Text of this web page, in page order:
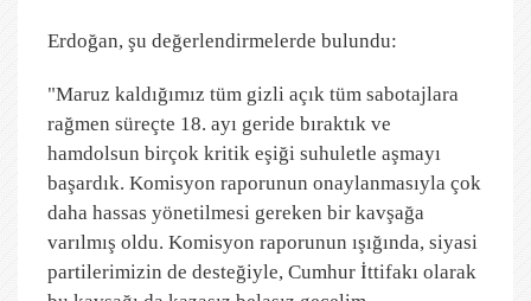
Erdoğan, şu değerlendirmelerde bulundu:
"Maruz kaldığımız tüm gizli açık tüm sabotajlara
rağmen süreçte 18. ayı geride bıraktık ve
hamdolsun birçok kritik eşiği suhuletle aşmayı
başardık. Komisyon raporunun onaylanmasıyla çok
daha hassas yönetilmesi gereken bir kavşağa
varılmış oldu. Komisyon raporunun ışığında, siyasi
partilerimizin de desteğiyle, Cumhur İttifakı olarak